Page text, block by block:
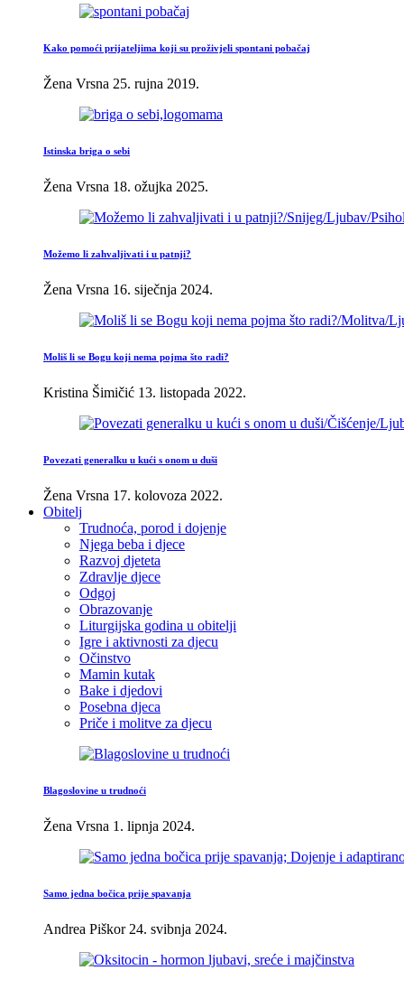
Kako pomoći prijateljima koji su proživjeli spontani pobačaj
Žena Vrsna 25. rujna 2019.
Istinska briga o sebi
Žena Vrsna 18. ožujka 2025.
Možemo li zahvaljivati i u patnji?
Žena Vrsna 16. siječnja 2024.
Moliš li se Bogu koji nema pojma što radi?
Kristina Šimičić 13. listopada 2022.
Povezati generalku u kući s onom u duši
Žena Vrsna 17. kolovoza 2022.
Obitelj
Trudnoća, porod i dojenje
Njega beba i djece
Razvoj djeteta
Zdravlje djece
Odgoj
Obrazovanje
Liturgijska godina u obitelji
Igre i aktivnosti za djecu
Očinstvo
Mamin kutak
Bake i djedovi
Posebna djeca
Priče i molitve za djecu
Blagoslovine u trudnoći
Žena Vrsna 1. lipnja 2024.
Samo jedna bočica prije spavanja
Andrea Piškor 24. svibnja 2024.